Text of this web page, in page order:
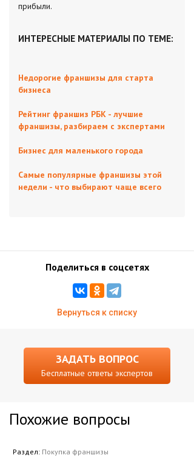
прибыли.
ИНТЕРЕСНЫЕ МАТЕРИАЛЫ ПО ТЕМЕ:
Недорогие франшизы для старта
бизнеса
Рейтинг франшиз РБК - лучшие
франшизы, разбираем с экспертами
Бизнес для маленького города
Самые популярные франшизы этой
недели - что выбирают чаще всего
Поделиться в соцсетях
Вернуться к списку
ЗАДАТЬ ВОПРОС
Бесплатные ответы экспертов
Похожие вопросы
Раздел: Покупка франшизы